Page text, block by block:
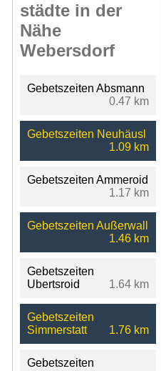
städte in der
Nähe
Webersdorf
Gebetszeiten Absmann
0.47 km
Gebetszeiten Neuhäusl
1.09 km
Gebetszeiten Ammeroid
1.17 km
Gebetszeiten Außerwall
1.46 km
Gebetszeiten
Ubertsroid
1.64 km
Gebetszeiten
Simmerstatt
1.76 km
Gebetszeiten